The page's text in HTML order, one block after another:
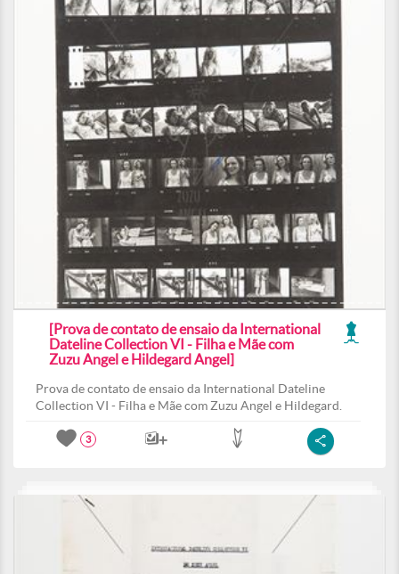
[Prova de contato de ensaio da International
Dateline Collection VI - Filha e Mãe com
Zuzu Angel e Hildegard Angel]
Prova de contato de ensaio da International Dateline
Collection VI - Filha e Mãe com Zuzu Angel e Hildegard.
3